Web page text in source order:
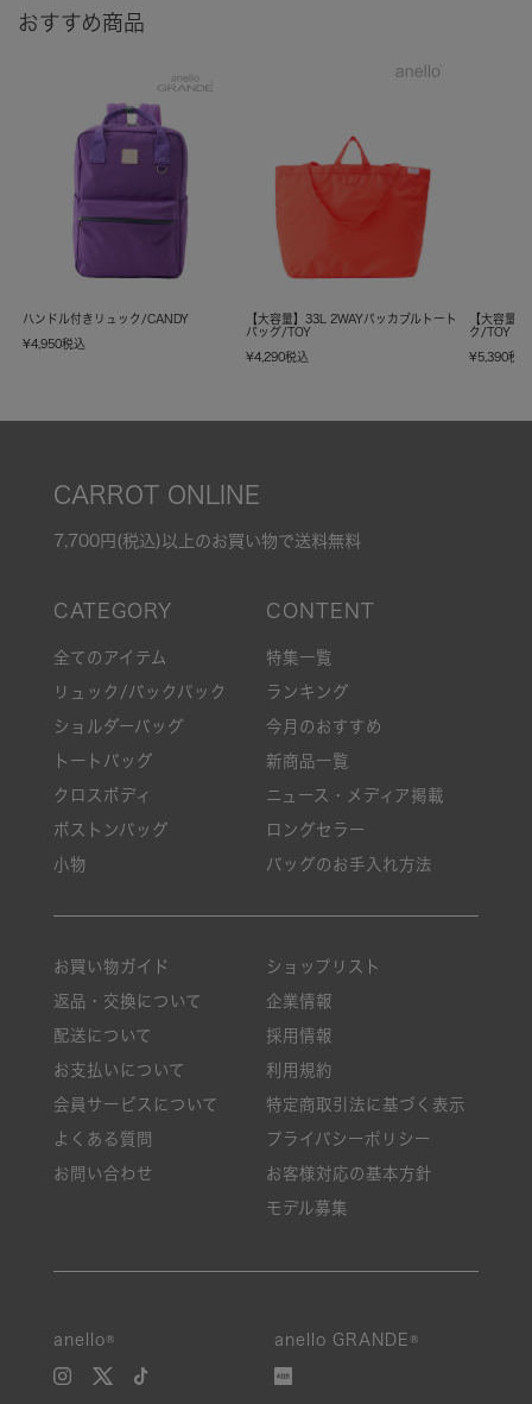
おすすめ商品
ハンドル付きリュック/CANDY
¥4,950税込
【大容量】33L 2WAYパッカブルトート
バッグ/TOY
¥4,290税込
【大容量
ク/TOY
¥5,390税込
CARROT ONLINE
7,700円(税込)以上のお買い物で送料無料
全てのアイテム
リュック/バックパック
ショルダーバッグ
トートバッグ
クロスボディ
ボストンバッグ
小物
特集一覧
ランキング
今月のおすすめ
新商品一覧
ニュース・メディア掲載
ロングセラー
バッグのお手入れ方法
お買い物ガイド
返品・交換について
配送について
お支払いについて
会員サービスについて
よくある質問
お問い合わせ
ショップリスト
企業情報
採用情報
利用規約
特定商取引法に基づく表示
プライバシーポリシー
お客様対応の基本方針
モデル募集
anello® anello GRANDE®